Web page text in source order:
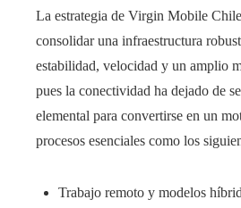
La estrategia de Virgin Mobile
consolidar una infraestructura
estabilidad, velocidad y un amplio
pues la conectividad ha dejado de
elemental para convertirse en un
procesos esenciales como los
Trabajo remoto y modelos